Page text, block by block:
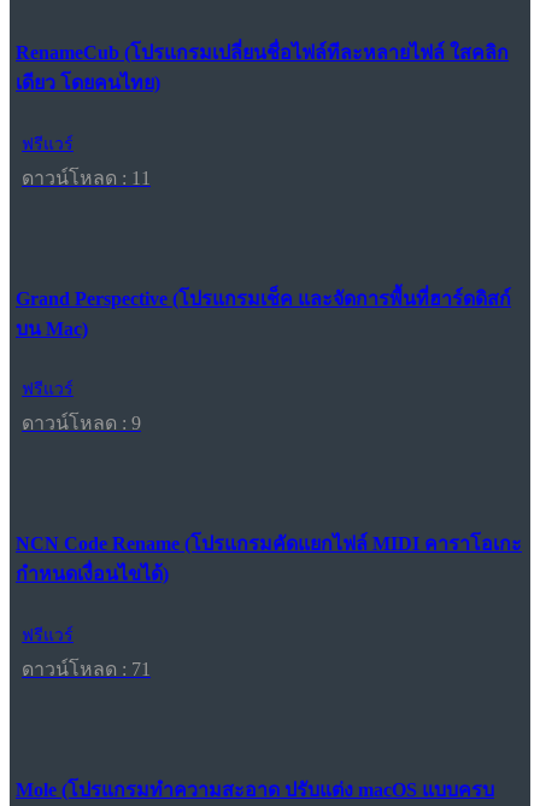
RenameCub (โปรแกรมเปลี่ยนชื่อไฟล์ทีละหลายไฟล์ ใสคลิก
เดียว โดยคนไทย)
ฟรีแวร์
ดาวน์โหลด : 11
Grand Perspective (โปรแกรมเช็ค และจัดการพื้นที่ฮาร์ดดิสก์
บน Mac)
ฟรีแวร์
ดาวน์โหลด : 9
NCN Code Rename (โปรแกรมคัดแยกไฟล์ MIDI คาราโอเกะ
กำหนดเงื่อนไขได้)
ฟรีแวร์
ดาวน์โหลด : 71
Mole (โปรแกรมทำความสะอาด ปรับแต่ง macOS แบบครบ